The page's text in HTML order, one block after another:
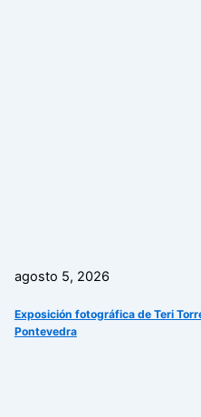
agosto 5, 2026
Exposición fotográfica de Teri
Pontevedra